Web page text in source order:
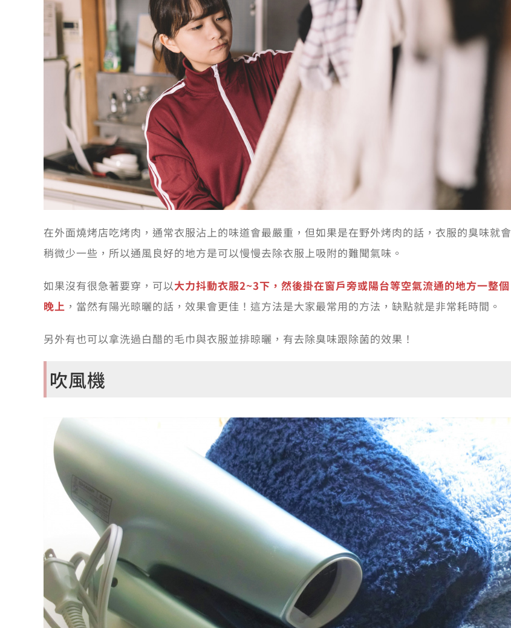
在外面燒烤店吃烤肉，通常衣服沾上的味道會最嚴重，但如果是在野外烤肉的話，衣服的臭味就會
稍微少一些，所以通風良好的地方是可以慢慢去除衣服上吸附的難聞氣味。
如果沒有很急著要穿，可以大力抖動衣服2~3下，然後掛在窗戶旁或陽台等空氣流通的地方一整個
晚上 ，當然有陽光晾曬的話，效果會更佳！這方法是大家最常用的方法，缺點就是非常耗時間。
另外有也可以拿洗過白醋的毛巾與衣服並排晾曬，有去除臭味跟除菌的效果！
吹風機